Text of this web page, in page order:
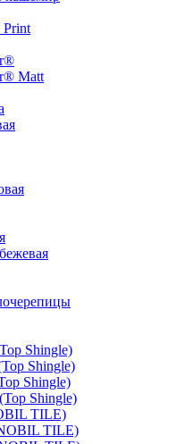
Matt
Shingle)
Shingle)
Shingle)
Shingle)
TILE)
TILE)